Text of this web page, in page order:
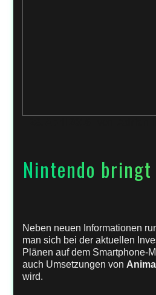
Nintendo
Neben neuen Informationen
man sich bei der aktuellen
Plänen auf dem Smartphone-
auch Umsetzungen von
wird.